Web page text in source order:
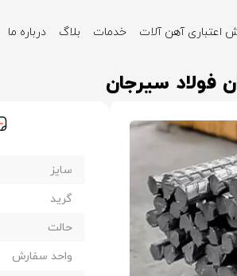
اعتباری آهن آلات خدمات بلاگ درباره ما
سایز
گرید
حالت
واحد سفارش